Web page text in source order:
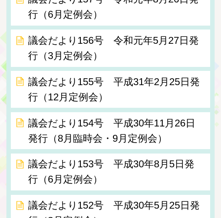
行（6月定例会）
議会だより156号 令和元年5月27日発
行（3月定例会）
議会だより155号 平成31年2月25日発
行（12月定例会）
議会だより154号 平成30年11月26日
発行（8月臨時会・9月定例会）
議会だより153号 平成30年8月5日発
行（6月定例会）
議会だより152号 平成30年5月25日発